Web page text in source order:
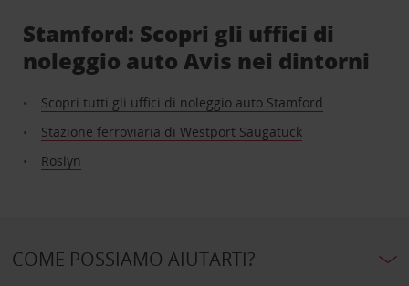
Stamford: Scopri gli uffici di
noleggio auto Avis nei dintorni
Scopri tutti gli uffici di noleggio auto Stamford
Stazione ferroviaria di Westport Saugatuck
Roslyn
COME POSSIAMO AIUTARTI?